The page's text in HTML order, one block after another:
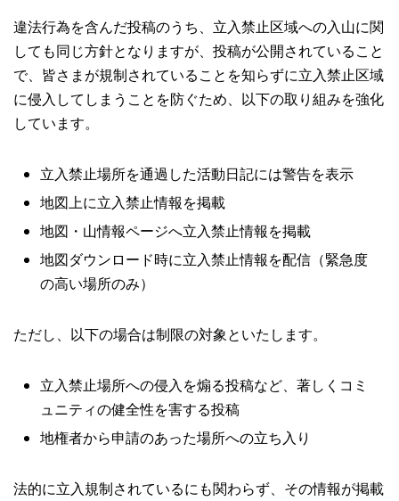
違法行為を含んだ投稿のうち、立入禁止区域への入山に関
しても同じ方針となりますが、投稿が公開されていること
で、皆さまが規制されていることを知らずに立入禁止区域
に侵入してしまうことを防ぐため、以下の取り組みを強化
しています。
立入禁止場所を通過した活動日記には警告を表示
地図上に立入禁止情報を掲載
地図・山情報ページへ立入禁止情報を掲載
地図ダウンロード時に立入禁止情報を配信（緊急度
の高い場所のみ）
ただし、以下の場合は制限の対象といたします。
立入禁止場所への侵入を煽る投稿など、著しくコミ
ュニティの健全性を害する投稿
地権者から申請のあった場所への立ち入り
法的に立入規制されているにも関わらず、その情報が掲載